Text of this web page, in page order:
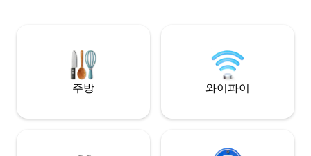
4x4 자동차 또는 언덕에 오를 의향이 있는
사람들이 연습을 하지 않는 사람들에게 가
장 중요한 부분이기 때문입니다. 브라바 비
치는 도심에서 약 28km 떨어져 있습니다.
브라바 비치에서 1km 떨어진 포르탈레자
해변에는 레스토랑이 두 곳만 있습니다. 다
며, 24시간 보안 및
다.
주방 와이파이